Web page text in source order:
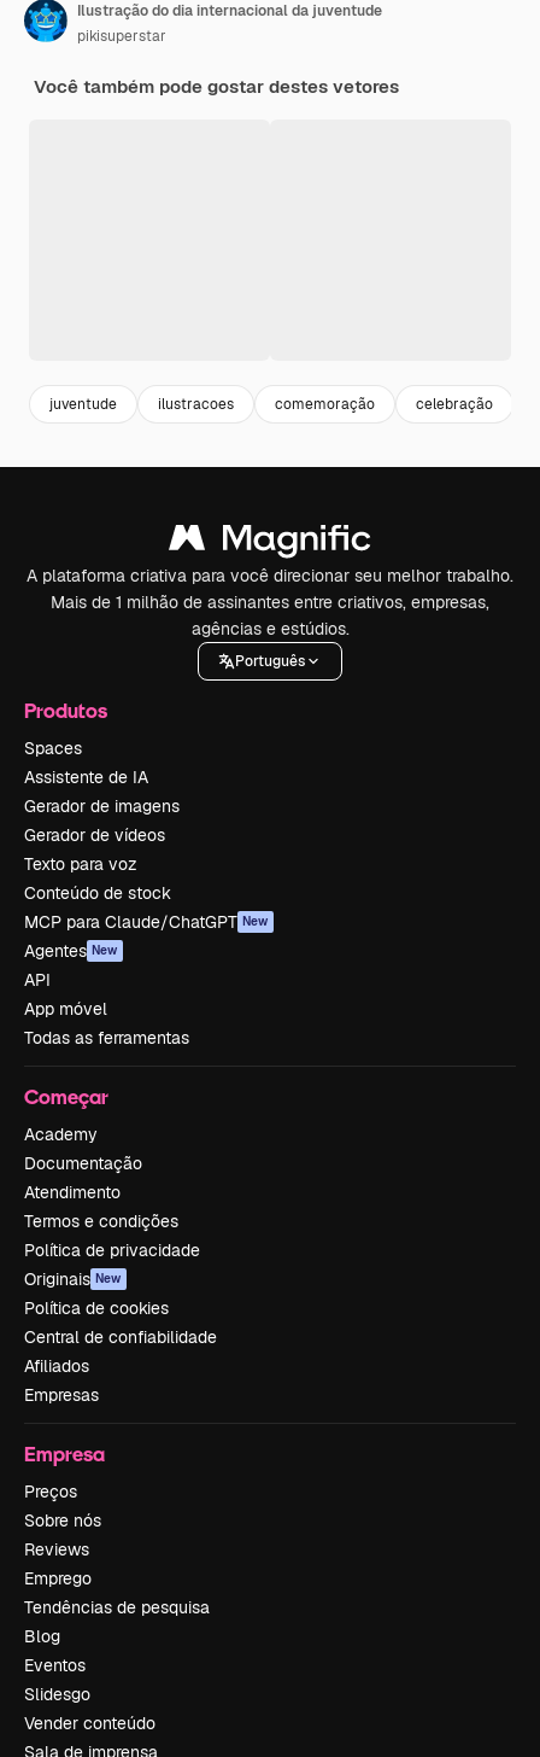
Ilustração do dia internacional da juventude
pikisuperstar
Você também pode gostar destes vetores
juventude ilustracoes comemoração celebração
A plataforma criativa para você direcionar seu melhor trabalho.
Mais de 1 milhão de assinantes entre criativos, empresas,
agências e estúdios.
Português
Produtos
Spaces
Assistente de IA
Gerador de imagens
Gerador de vídeos
Texto para voz
Conteúdo de stock
MCP para Claude/ChatGPT New
Agentes New
API
App móvel
Todas as ferramentas
Começar
Academy
Documentação
Atendimento
Termos e condições
Política de privacidade
Originais New
Política de cookies
Central de confiabilidade
Afiliados
Empresas
Empresa
Preços
Sobre nós
Reviews
Emprego
Tendências de pesquisa
Blog
Eventos
Slidesgo
Vender conteúdo
Sala de imprensa